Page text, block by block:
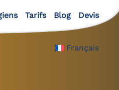
Tarifs Blog Devis
Français